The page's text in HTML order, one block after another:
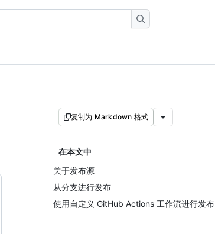
复制为 Markdown 格式
在本文中
关于发布源
从分支进行发布
使用自定义 GitHub Actions 工作流进行发布